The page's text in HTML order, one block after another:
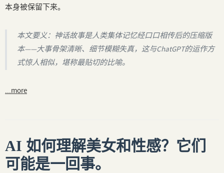
本身被保留下来。
本文要义：神话故事是人类集体记忆经口口相传后的压缩版
本——大事骨架清晰、细节模糊失真，这与ChatGPT的运作方
式惊人相似，堪称最贴切的比喻。
...more
AI 如何理解美女和性感？它们
可能是一回事。